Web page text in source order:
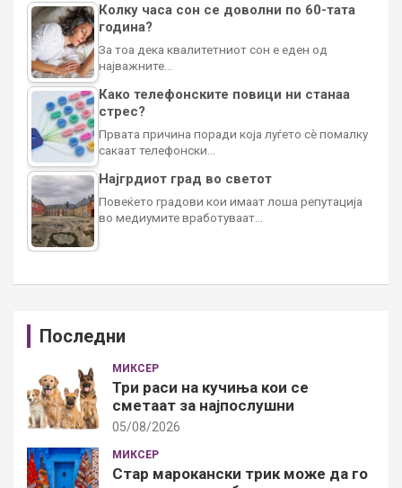
Колку часа сон се доволни по 60-тата
година?
За тоа дека квалитетниот сон е еден од
најважните…
Како телефонските повици ни станаа
стрес?
Првата причина поради која луѓето сè помалку
сакаат телефонски…
Најгрдиот град во светот
Повеќето градови кои имаат лоша репутација
во медиумите вработуваат…
Последни
МИКСЕР
Три раси на кучиња кои се
сметаат за најпослушни
05/08/2026
МИКСЕР
Стар марокански трик може да го